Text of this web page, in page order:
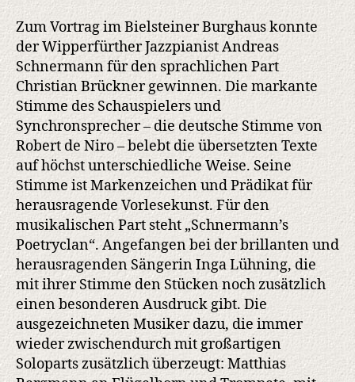
Zum Vortrag im Bielsteiner Burghaus konnte
der Wipperfürther Jazzpianist Andreas
Schnermann für den sprachlichen Part
Christian Brückner gewinnen. Die markante
Stimme des Schauspielers und
Synchronsprecher – die deutsche Stimme von
Robert de Niro – belebt die übersetzten Texte
auf höchst unterschiedliche Weise. Seine
Stimme ist Markenzeichen und Prädikat für
herausragende Vorlesekunst. Für den
musikalischen Part steht „Schnermann’s
Poetryclan“. Angefangen bei der brillanten und
herausragenden Sängerin Inga Lühning, die
mit ihrer Stimme den Stücken noch zusätzlich
einen besonderen Ausdruck gibt. Die
ausgezeichneten Musiker dazu, die immer
wieder zwischendurch mit großartigen
Soloparts zusätzlich überzeugt: Matthias